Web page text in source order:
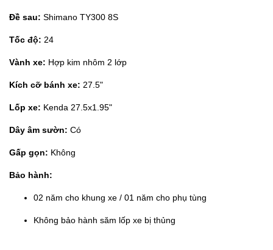
Đề sau: Shimano TY300 8S
Tốc độ: 24
Vành xe: Hợp kim nhôm 2 lớp
Kích cỡ bánh xe: 27.5"
Lốp xe: Kenda 27.5x1.95"
Dây âm sườn: Có
Gấp gọn: Không
Bảo hành:
02 năm cho khung xe / 01 năm cho phụ tùng
Không bảo hành săm lốp xe bị thủng